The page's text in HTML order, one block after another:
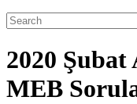
2020 Şubat
MEB